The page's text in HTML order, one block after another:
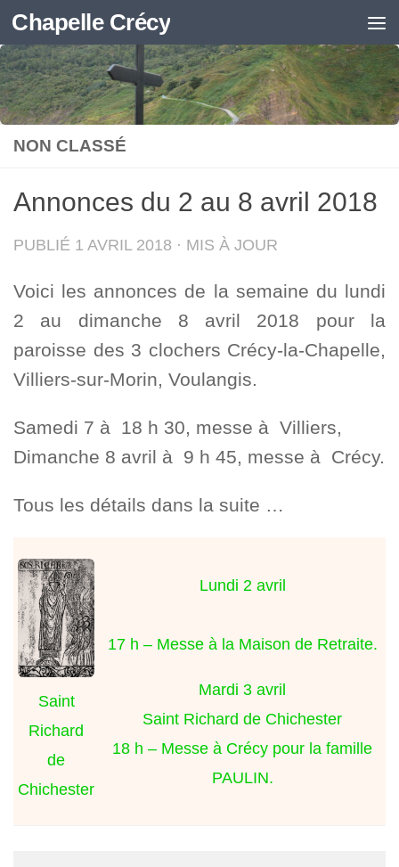
Skip to content
Chapelle Crécy
NON CLASSÉ
Annonces du 2 au 8 avril 2018
PUBLIÉ 1 AVRIL 2018 · MIS À JOUR
Voici les annonces de la semaine du lundi
2 au dimanche 8 avril 2018 pour la
paroisse des 3 clochers Crécy-la-Chapelle,
Villiers-sur-Morin, Voulangis.
Samedi 7 à 18 h 30, messe à Villiers,
Dimanche 8 avril à 9 h 45, messe à Crécy.
Tous les détails dans la suite …
Saint
Richard
de
Chichester
Lundi 2 avril
17 h – Messe à la Maison de Retraite.
Mardi 3 avril
Saint Richard de Chichester
18 h – Messe à Crécy pour la famille
PAULIN.